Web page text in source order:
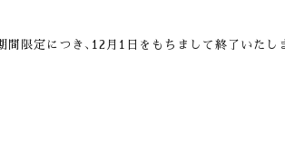
間限定につき､12月1日をもちまして終了いたし